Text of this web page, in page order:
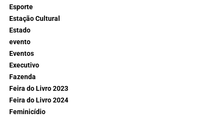
Esporte
Estação Cultural
Estado
evento
Eventos
Executivo
Fazenda
Feira do Livro 2023
Feira do Livro 2024
Feminicídio